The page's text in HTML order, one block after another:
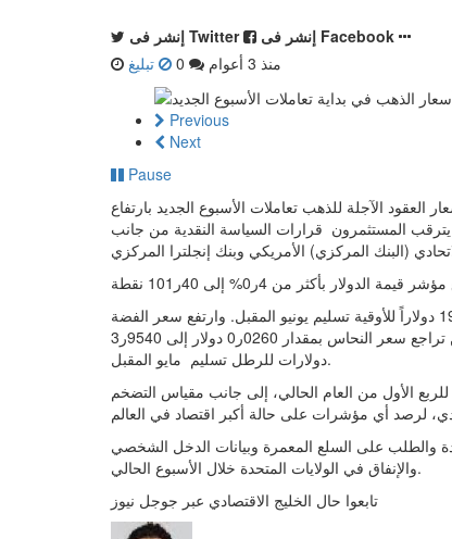
إنشر فى Twitter
إنشر فى Facebook
منذ 3 أعوام
تبليغ
Previous
Next
Pause
أبريل 2023 12:14 صباحاً - استهلت أسعار العقود الآجلة للذهب تعاملات الأسبوع الجديد بارتفاع
يترقب المستثمرون قرارات السياسة النقدية من جانب
وارتفع سعر الذهب بمقدار 30ر9 دولارات أي بنسبة 5ر0% تقريبا إلى 80ر1999 دولاراً للأوقية تسليم يونيو المقبل. وارتفع سعر الفضة
بمقدار 253ر0 دولار إلى 311ر25 دولارا للأوقية تسليم مايو المقبل، في حين تراجع سعر النحاس بمقدار 0260ر0 دولار إلى 9540ر3
دولارات للرطل تسليم مايو المقبل.
الأول من العام الحالي، إلى جانب مقياس التضخم
والطلب على السلع المعمرة وبيانات الدخل الشخصي
والإنفاق في الولايات المتحدة خلال الأسبوع الحالي.
تابعوا حال الخليج الاقتصادي عبر جوجل نيوز